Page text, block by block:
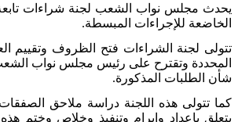
يحدث مجلس نواب الشعب لجنة شراءات
الخاضعة للإجراءات المبسطة.
تتولى لجنة الشراءات فتح الظروف وتقييم
المحددة وتقترح على رئيس مجلس نواب
شأن الطلبات المذكورة.
كما تتولى هذه اللجنة دراسة ملاحق
يتعلق بإعداد وإبرام وتنفيذ وخلاص وختم